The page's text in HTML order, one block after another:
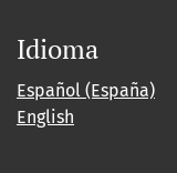
Idioma
Español (España)
English